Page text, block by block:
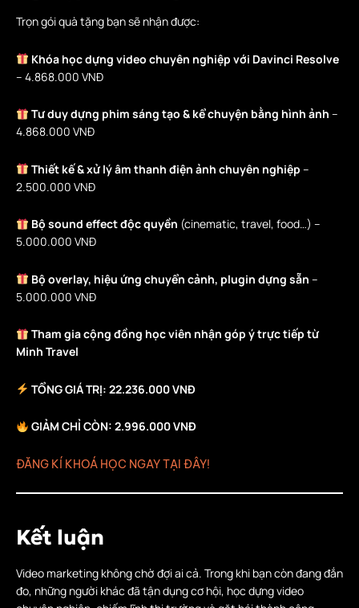
Trọn gói quà tặng bạn sẽ nhận được:
Khóa học dựng video chuyên nghiệp với Davinci Resolve
– 4.868.000 VNĐ
Tư duy dựng phim sáng tạo & kể chuyện bằng hình ảnh –
4.868.000 VNĐ
Thiết kế & xử lý âm thanh điện ảnh chuyên nghiệp –
2.500.000 VNĐ
Bộ sound effect độc quyền (cinematic, travel, food…) –
5.000.000 VNĐ
Bộ overlay, hiệu ứng chuyển cảnh, plugin dựng sẵn –
5.000.000 VNĐ
Tham gia cộng đồng học viên nhận góp ý trực tiếp từ
Minh Travel
TỔNG GIÁ TRỊ: 22.236.000 VNĐ
GIẢM CHỈ CÒN: 2.996.000 VNĐ
ĐĂNG KÍ KHOÁ HỌC NGAY TẠI ĐÂY!
Kết luận
Video marketing không chờ đợi ai cả. Trong khi bạn còn đang đắn
đo, những người khác đã tận dụng cơ hội, học dựng video